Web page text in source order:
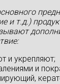
и т.д.)
и укрепляют;
и